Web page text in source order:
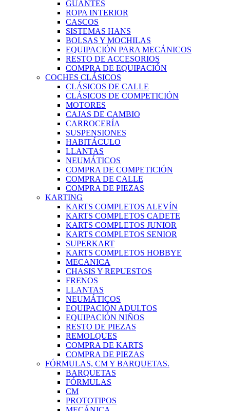
GUANTES
ROPA INTERIOR
CASCOS
SISTEMAS HANS
BOLSAS Y MOCHILAS
EQUIPACIÓN PARA MECÁNICOS
RESTO DE ACCESORIOS
COMPRA DE EQUIPACIÓN
COCHES CLÁSICOS
CLÁSICOS DE CALLE
CLÁSICOS DE COMPETICIÓN
MOTORES
CAJAS DE CAMBIO
CARROCERÍA
SUSPENSIONES
HABITÁCULO
LLANTAS
NEUMÁTICOS
COMPRA DE COMPETICIÓN
COMPRA DE CALLE
COMPRA DE PIEZAS
KARTING
KARTS COMPLETOS ALEVÍN
KARTS COMPLETOS CADETE
KARTS COMPLETOS JUNIOR
KARTS COMPLETOS SENIOR
SUPERKART
KARTS COMPLETOS HOBBYE
MECANICA
CHASIS Y REPUESTOS
FRENOS
LLANTAS
NEUMÁTICOS
EQUIPACIÓN ADULTOS
EQUIPACIÓN NIÑOS
RESTO DE PIEZAS
REMOLQUES
COMPRA DE KARTS
COMPRA DE PIEZAS
FÓRMULAS, CM Y BARQUETAS.
BARQUETAS
FÓRMULAS
CM
PROTOTIPOS